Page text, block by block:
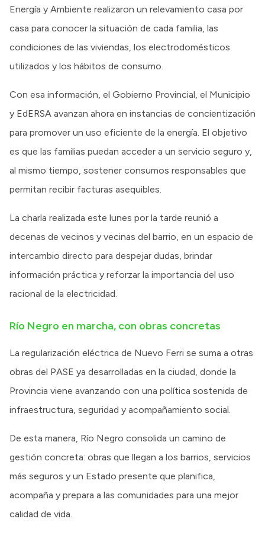
Energía y Ambiente realizaron un relevamiento casa por
casa para conocer la situación de cada familia, las
condiciones de las viviendas, los electrodomésticos
utilizados y los hábitos de consumo.
Con esa información, el Gobierno Provincial, el Municipio
y EdERSA avanzan ahora en instancias de concientización
para promover un uso eficiente de la energía. El objetivo
es que las familias puedan acceder a un servicio seguro y,
al mismo tiempo, sostener consumos responsables que
permitan recibir facturas asequibles.
La charla realizada este lunes por la tarde reunió a
decenas de vecinos y vecinas del barrio, en un espacio de
intercambio directo para despejar dudas, brindar
información práctica y reforzar la importancia del uso
racional de la electricidad.
Río Negro en marcha, con obras concretas
La regularización eléctrica de Nuevo Ferri se suma a otras
obras del PASE ya desarrolladas en la ciudad, donde la
Provincia viene avanzando con una política sostenida de
infraestructura, seguridad y acompañamiento social.
De esta manera, Río Negro consolida un camino de
gestión concreta: obras que llegan a los barrios, servicios
más seguros y un Estado presente que planifica,
acompaña y prepara a las comunidades para una mejor
calidad de vida.